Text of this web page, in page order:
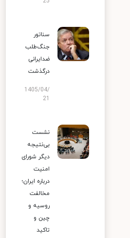
سناتور
جنگ‌طلب
ضدایرانی
درگذشت
1405/04/
نشست
بی‌نتیجه
دیگر شورای
امنیت
درباره ایران؛
مخالفت
روسیه و
چین و
تاکید